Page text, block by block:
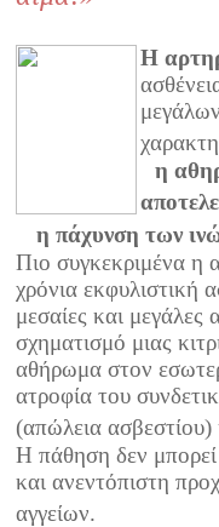
Η
η
η πάχυνση των
Πιο συγκεκριμένα η
χρόνια εκφυλιστική
μεσαίες και μεγάλες
σχηματισμό μιας
αθήρωμα στον
ατροφία του
(απώλεια
Η πάθηση δεν μπορεί
και ανεντόπιστη
αγγείων.